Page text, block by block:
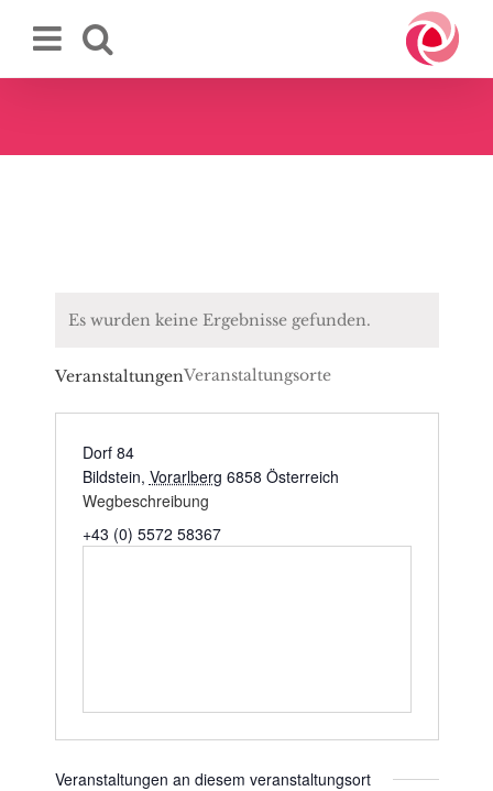
Inhalt
Es wurden keine Ergebnisse gefunden.
VeranstaltungenVeranstaltungsorte
Dorf 84
Bildstein, Vorarlberg 6858 Österreich
Wegbeschreibung
+43 (0) 5572 58367
Veranstaltungen an diesem veranstaltungsort